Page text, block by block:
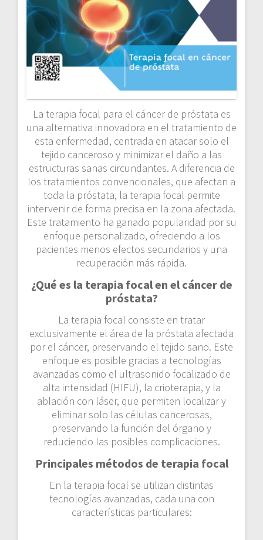
La terapia focal para el cáncer de próstata es
una alternativa innovadora en el tratamiento de
esta enfermedad, centrada en atacar solo el
tejido canceroso y minimizar el daño a las
estructuras sanas circundantes. A diferencia de
los tratamientos convencionales, que afectan a
toda la próstata, la terapia focal permite
intervenir de forma precisa en la zona afectada.
Este tratamiento ha ganado popularidad por su
enfoque personalizado, ofreciendo a los
pacientes menos efectos secundarios y una
recuperación más rápida.
¿Qué es la terapia focal en el cáncer de
próstata?
La terapia focal consiste en tratar
exclusivamente el área de la próstata afectada
por el cáncer, preservando el tejido sano. Este
enfoque es posible gracias a tecnologías
avanzadas como el ultrasonido focalizado de
alta intensidad (HIFU), la crioterapia, y la
ablación con láser, que permiten localizar y
eliminar solo las células cancerosas,
preservando la función del órgano y
reduciendo las posibles complicaciones.
Principales métodos de terapia focal
En la terapia focal se utilizan distintas
tecnologías avanzadas, cada una con
características particulares: